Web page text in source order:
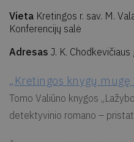
Vieta Kretingos r. sav. M.
Konferencijų salė
Adresas J. K.
„Kretingos knygų mugę
Tomo Valiūno knygos
detektyvinio romano –